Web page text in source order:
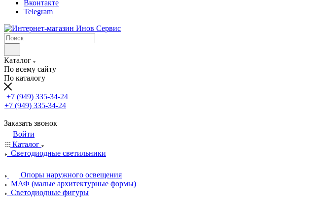
Вконтакте
Telegram
Каталог
По всему сайту
По каталогу
+7 (949) 335-34-24
+7 (949) 335-34-24
Заказать звонок
Войти
Каталог
Светодиодные светильники
Опоры наружного освещения
МАФ (малые архитектурные формы)
Светодиодные фигуры